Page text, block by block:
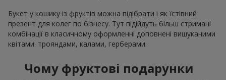
Букет у кошику із фруктів можна підібрати і як їстівний
презент для колег по бізнесу. Тут підійдуть більш стримані
комбінації в класичному оформленні доповнені вишуканими
квітами: трояндами, калами, герберами.
Чому фруктові подарунки